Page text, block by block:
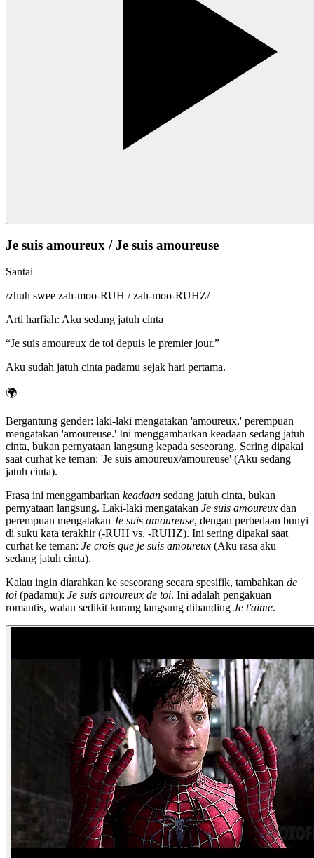
Je suis amoureux / Je suis amoureuse
Santai
/zhuh swee zah-moo-RUH / zah-moo-RUHZ/
Arti harfiah: Aku sedang jatuh cinta
“Je suis amoureux de toi depuis le premier jour.”
Aku sudah jatuh cinta padamu sejak hari pertama.
🌍
Bergantung gender: laki-laki mengatakan 'amoureux,' perempuan
mengatakan 'amoureuse.' Ini menggambarkan keadaan sedang jatuh
cinta, bukan pernyataan langsung kepada seseorang. Sering dipakai
saat curhat ke teman: 'Je suis amoureux/amoureuse' (Aku sedang
jatuh cinta).
Frasa ini menggambarkan keadaan sedang jatuh cinta, bukan
pernyataan langsung. Laki-laki mengatakan Je suis amoureux dan
perempuan mengatakan Je suis amoureuse, dengan perbedaan bunyi
di suku kata terakhir (-RUH vs. -RUHZ). Ini sering dipakai saat
curhat ke teman: Je crois que je suis amoureux (Aku rasa aku
sedang jatuh cinta).
Kalau ingin diarahkan ke seseorang secara spesifik, tambahkan de
toi (padamu): Je suis amoureux de toi. Ini adalah pengakuan
romantis, walau sedikit kurang langsung dibanding Je t'aime.